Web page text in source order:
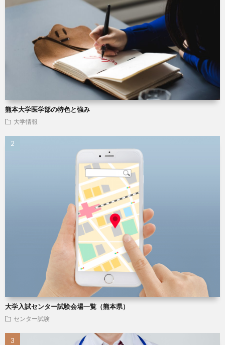
熊本大学医学部の特色と強み
大学情報
大学入試センター試験会場一覧（熊本県）
センター試験